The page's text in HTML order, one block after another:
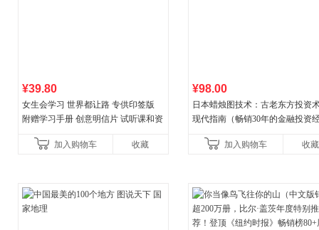
¥39.80
女生会学习 世界都让路 专供印签版
附赠学习手册 创意明信片 试听课和资
加入购物车
收藏
¥98.00
日本蜡烛图技术：古老东方投资
现代指南（畅销30年的金融投资
《财富》重磅推荐！知名金
加入购物车 收藏